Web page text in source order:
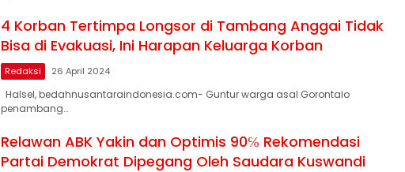
4 Korban Tertimpa Longsor di Tambang Anggai Tidak
Bisa di Evakuasi, Ini Harapan Keluarga Korban
Redaksi 26 April 2024
Halsel, bedahnusantaraindonesia.com- Guntur warga asal Gorontalo
penambang…
Relawan ABK Yakin dan Optimis 90℅ Rekomendasi
Partai Demokrat Dipegang Oleh Saudara Kuswandi